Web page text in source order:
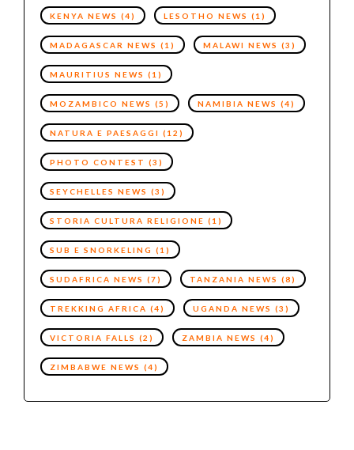
KENYA NEWS (4) LESOTHO NEWS (1)
MADAGASCAR NEWS (1) MALAWI NEWS (3)
MAURITIUS NEWS (1)
MOZAMBICO NEWS (5) NAMIBIA NEWS (4)
NATURA E PAESAGGI (12)
PHOTO CONTEST (3)
SEYCHELLES NEWS (3)
STORIA CULTURA RELIGIONE (1)
SUB E SNORKELING (1)
SUDAFRICA NEWS (7) TANZANIA NEWS (8)
TREKKING AFRICA (4) UGANDA NEWS (3)
VICTORIA FALLS (2) ZAMBIA NEWS (4)
ZIMBABWE NEWS (4)